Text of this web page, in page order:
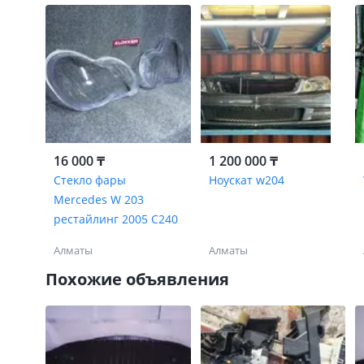
16 000 ₸
Стекло фары
Mercedes W 203
рестайлинг 2005 C240
Алматы
1 200 000 ₸
Ноускат w204
Алматы
Похожие объявления